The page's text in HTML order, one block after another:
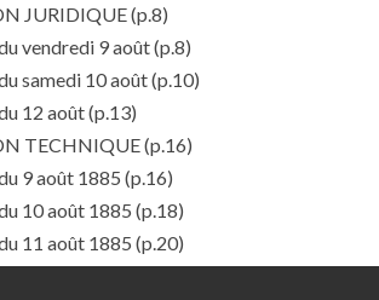
JURIDIQUE(p.8)
vendredi 9 août(p.8)
samedi 10 août(p.10)
12 août(p.13)
TECHNIQUE(p.16)
9 août 1885 (p.16)
10 août 1885 (p.18)
11 août 1885 (p.20)